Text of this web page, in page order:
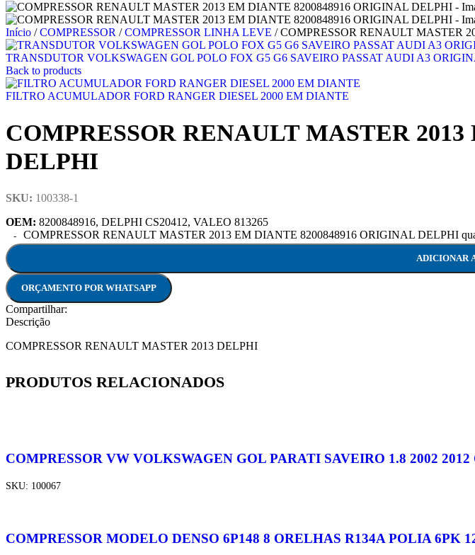
Início / COMPRESSOR / COMPRESSOR LINHA LEVE / COMPRESSOR RENAULT MASTER
TRANSDUTOR VOLKSWAGEN GOL POLO FOX G5 G6 SAVEIRO PASSAT AUDI A3
Back to products
FILTRO ACUMULADOR FORD RANGER DIESEL 2000 EM DIANTE
COMPRESSOR RENAULT MASTER
DELPHI
SKU: 100338-1
OEM: 8200848916, DELPHI CS20412, VALEO 813265
COMPRESSOR RENAULT MASTER 2013 EM DIANTE 8200848916 ORIGINAL DELPHI
ADICIONAR
ORÇAMENTO POR WHATSAPP
Compartilhar:
Descrição
COMPRESSOR RENAULT MASTER 2013 DELPHI
PRODUTOS RELACIONADOS
COMPRESSOR VW VOLKSWAGEN GOL PARATI SAVEIRO 1.8 2002 2012
SKU: 100067
COMPRESSOR MODELO DENSO 6P148 8 ORELHAS R134A POLIA 6PK